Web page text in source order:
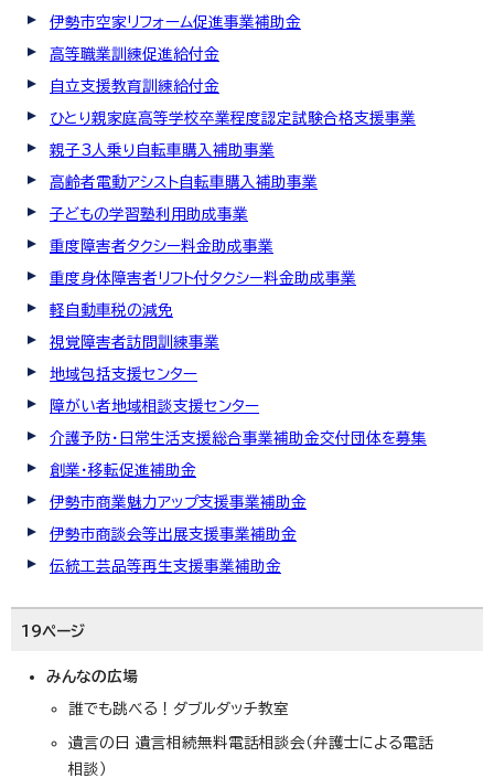
伊勢市空家リフォーム促進事業補助金
高等職業訓練促進給付金
自立支援教育訓練給付金
ひとり親家庭高等学校卒業程度認定試験合格支援事業
親子3人乗り自転車購入補助事業
高齢者電動アシスト自転車購入補助事業
子どもの学習塾利用助成事業
重度障害者タクシー料金助成事業
重度身体障害者リフト付タクシー料金助成事業
軽自動車税の減免
視覚障害者訪問訓練事業
地域包括支援センター
障がい者地域相談支援センター
介護予防・日常生活支援総合事業補助金交付団体を募集
創業・移転促進補助金
伊勢市商業魅力アップ支援事業補助金
伊勢市商談会等出展支援事業補助金
伝統工芸品等再生支援事業補助金
19ページ
みんなの広場
誰でも跳べる！ダブルダッチ教室
遺言の日 遺言相続無料電話相談会（弁護士による電話
相談）